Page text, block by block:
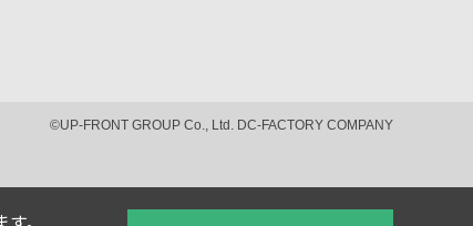
©UP-FRONT GROUP Co., Ltd. DC-FACTORY COMPANY